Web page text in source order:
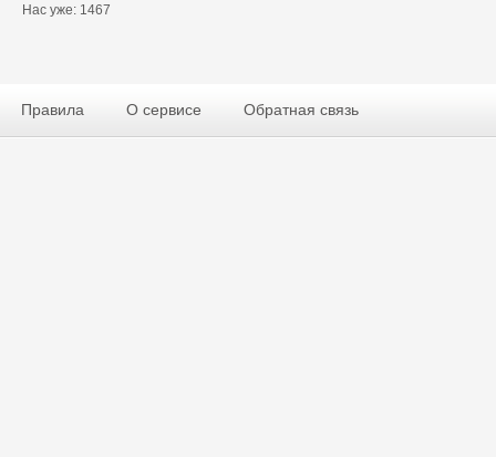
Нас уже: 1467
Правила О сервисе Обратная связь